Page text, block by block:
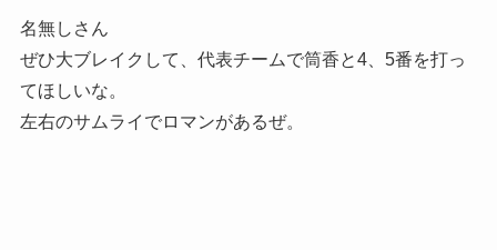
名無しさん
ぜひ大ブレイクして、代表チームで筒香と4、5番を打っ
てほしいな。
左右のサムライでロマンがあるぜ。